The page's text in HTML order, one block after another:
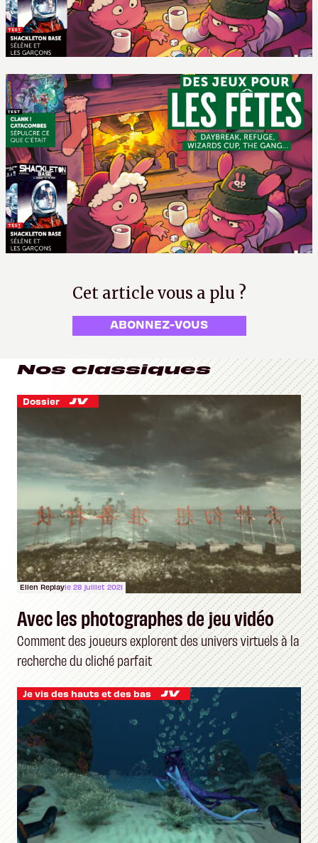
Cet article vous a plu ?
ABONNEZ-VOUS
Nos classiques
Dossier
Ellen Replayle 28 juillet 2021
Avec les photographes de jeu vidéo
Comment des joueurs explorent des univers virtuels à la
recherche du cliché parfait
Je vis des hauts et des bas